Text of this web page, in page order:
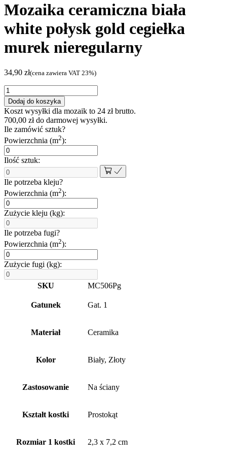
Mozaika ceramiczna biała
white połysk gold cegiełka
murek nieregularny
34,90 zł(cena zawiera VAT 23%)
ilość
Mozaika
ceramiczna
biała
white
połysk
gold
cegiełka
murek
nieregularny
Dodaj do koszyka
Koszt wysyłki dla mozaik to 24 złbrutto.
700,00 złdo darmowej wysyłki.
Ile zamówić sztuk?
Powierzchnia (m2):
Ilość sztuk:
Ile potrzeba kleju?
Powierzchnia (m2):
Zużycie kleju (kg):
Ile potrzeba fugi?
Powierzchnia (m2):
Zużycie fugi (kg):
SKU MC506Pg
Gatunek Gat. 1
Materiał Ceramika
Kolor Biały, Złoty
Zastosowanie Na ściany
Kształt kostki Prostokąt
Rozmiar 1 kostki 2,3 x 7,2 cm